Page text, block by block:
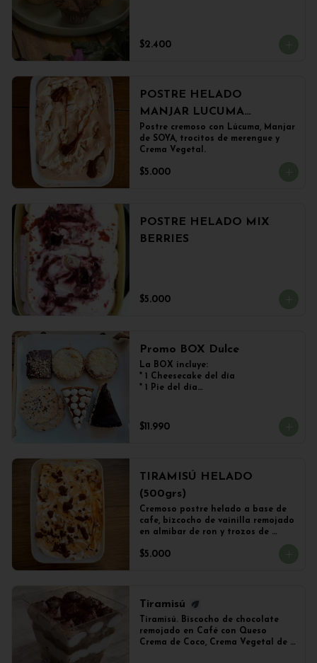
$2.400
POSTRE HELADO
MANJAR LUCUMA
(500grs)
Postre cremoso con Lúcuma, Manjar
de SOYA, trocitos de merengue y
Crema Vegetal.
$5.000
POSTRE HELADO MIX
BERRIES
$5.000
Promo BOX Dulce
La BOX incluye:
* 1 Cheesecake del día
* 1 Pie del día
* 2 Galletones de Avena
$11.990
TIRAMISÚ HELADO
(500grs)
Cremoso postre helado a base de
cafe, bizcocho de vainilla remojado
en almibar de ron y trozos de
$5.000
Tiramisú
Tiramisú. Biscocho de chocolate
remojado en Café con Queso
Crema de Coco, Crema Vegetal de